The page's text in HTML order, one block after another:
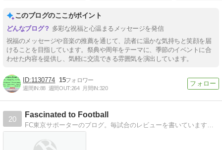
このブログのここがポイント
多彩な祝福と心温まるメッセージを発信
祝福のメッセージや音楽の推薦を通じて、読者に温かな気持ちと笑顔を届
けることを目指しています。祭典や周年をテーマに、季節のイベントに合
わせた内容を提供し、気軽に交流できる雰囲気を演出しています。
1130774 15
週間IN:88 週間OUT:264 月間IN:320
20
Fascinated to Football